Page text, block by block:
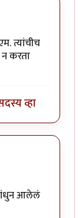
त्यांचीच
करता
व्हा
आलेलं